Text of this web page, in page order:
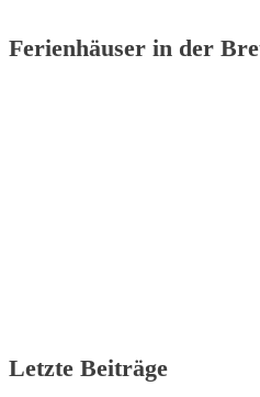
Ferienhäuser in der
Letzte Beiträge